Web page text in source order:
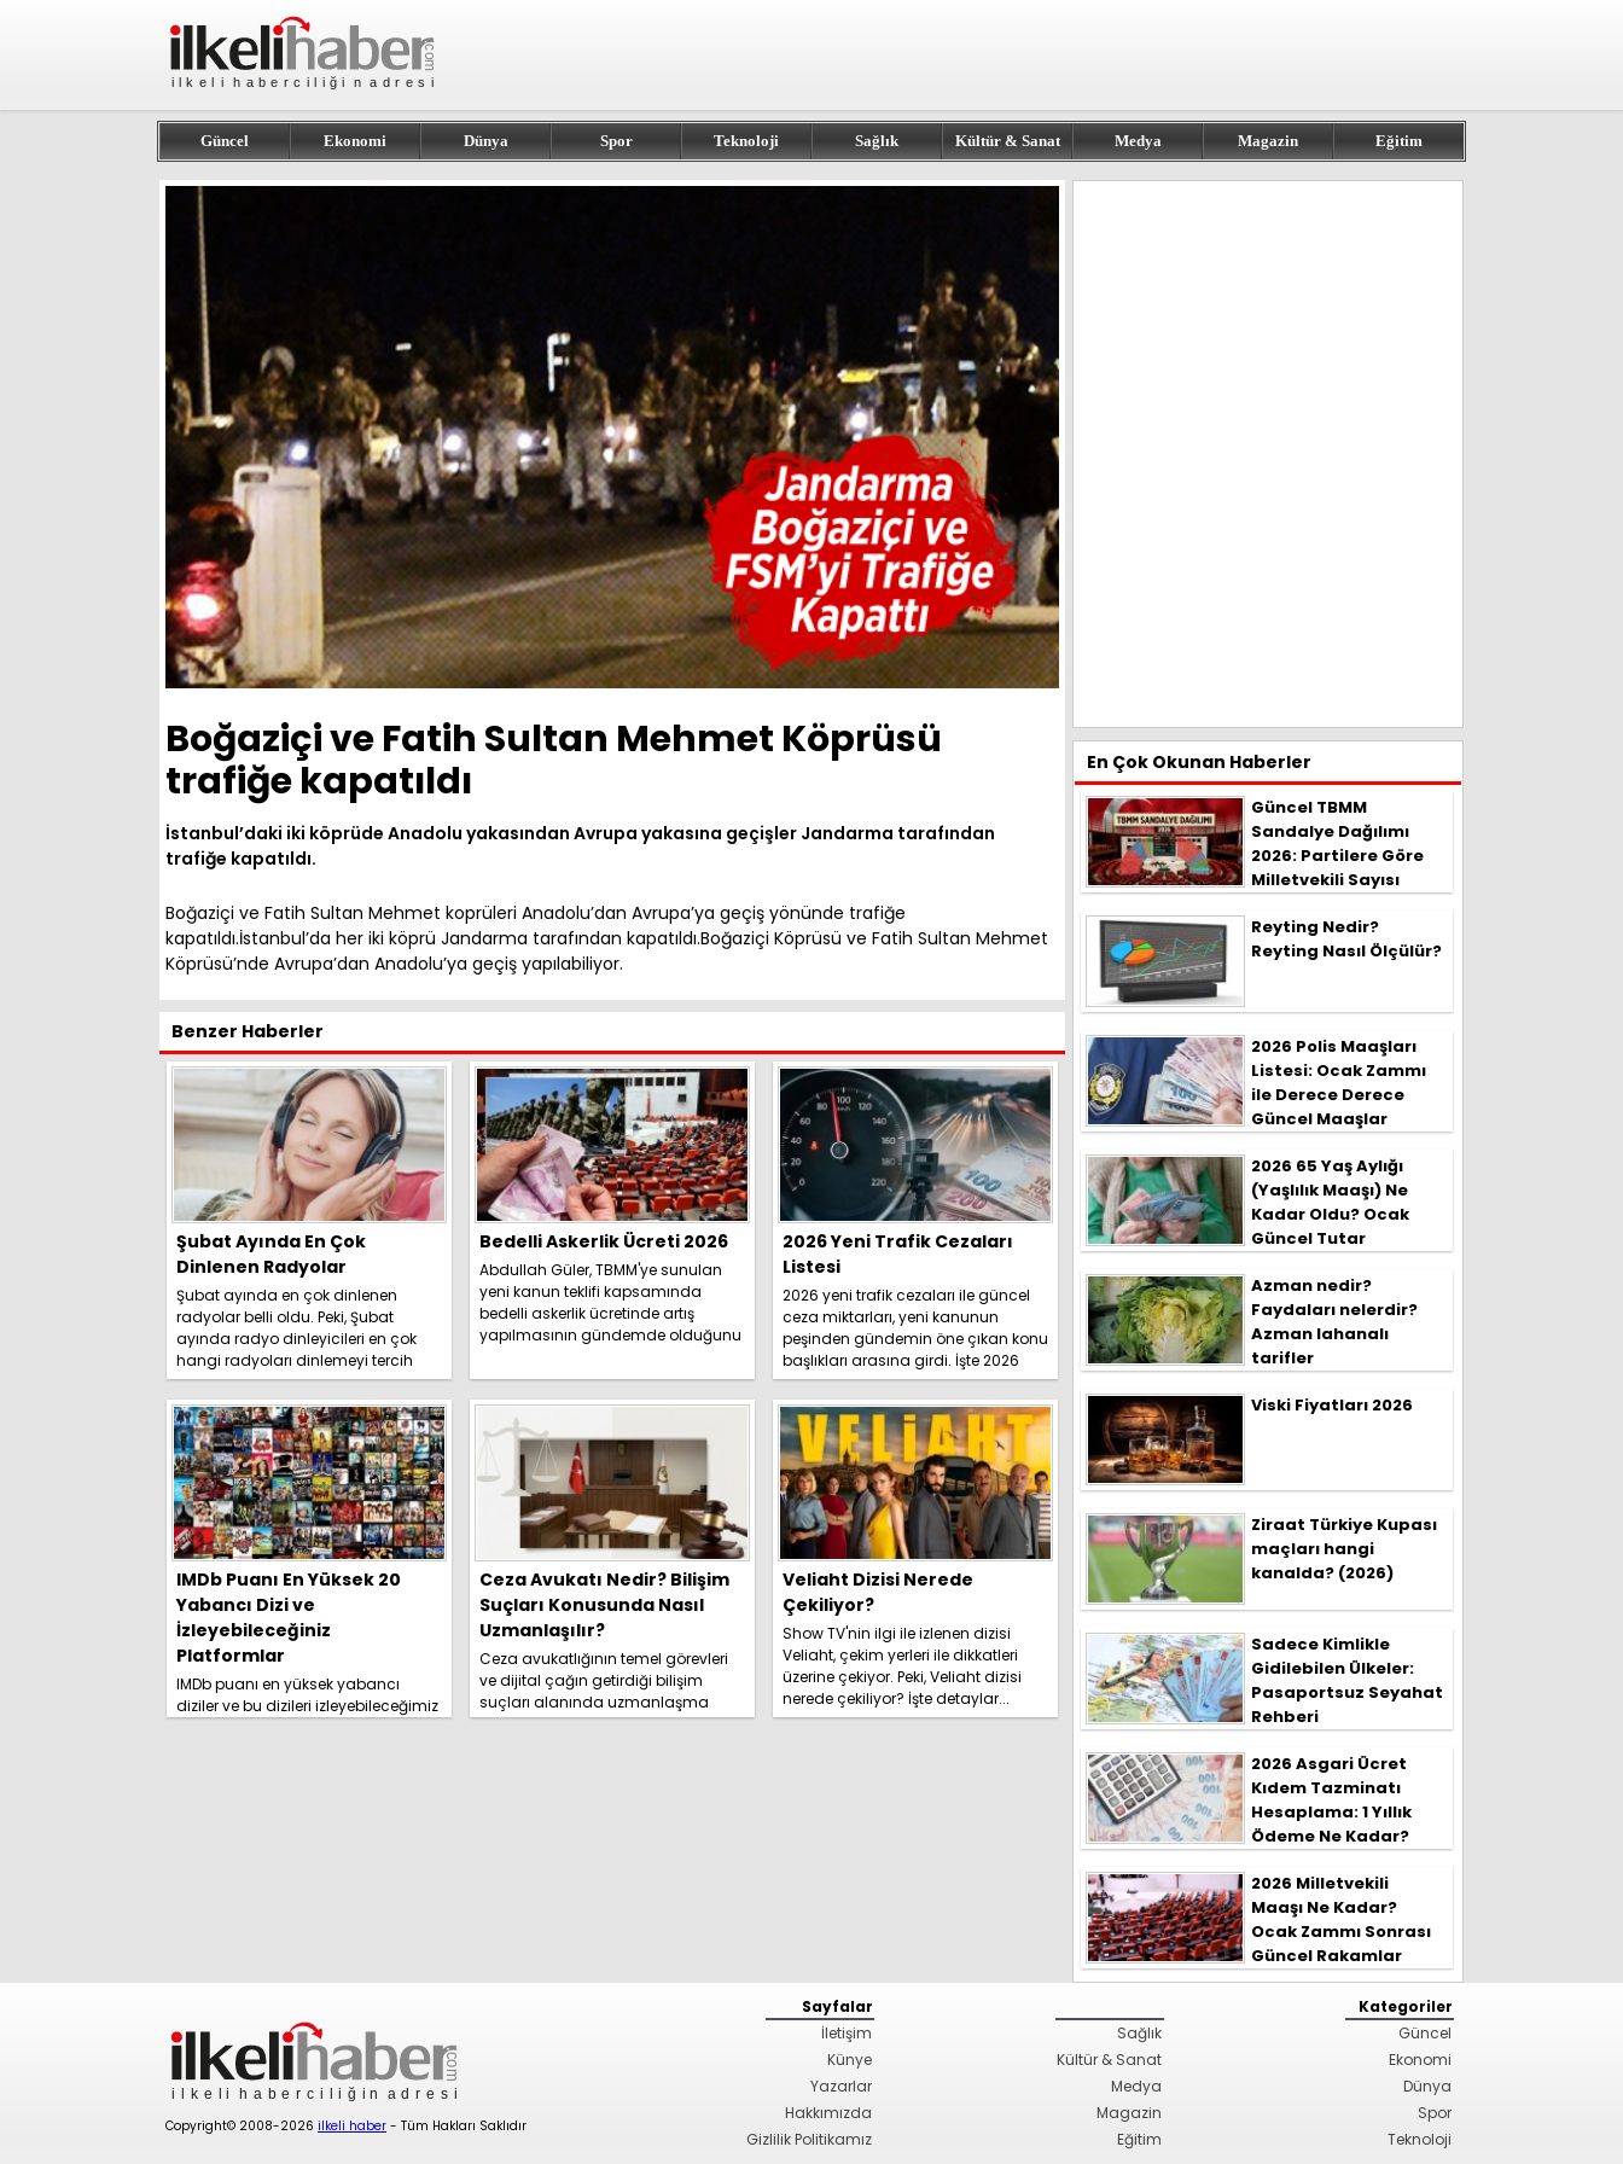
Güncel Ekonomi Dünya Spor Teknoloji Sağlık Kültür & Sanat Medya Magazin Eğitim
Boğaziçi ve Fatih Sultan Mehmet Köprüsü
trafiğe kapatıldı
İstanbul’daki iki köprüde Anadolu yakasından Avrupa yakasına geçişler Jandarma tarafından
trafiğe kapatıldı.
Boğaziçi ve Fatih Sultan Mehmet koprüleri Anadolu’dan Avrupa’ya geçiş yönünde trafiğe
kapatıldı.İstanbul’da her iki köprü Jandarma tarafından kapatıldı.Boğaziçi Köprüsü ve Fatih Sultan Mehmet
Köprüsü’nde Avrupa’dan Anadolu’ya geçiş yapılabiliyor.
Benzer Haberler
Şubat Ayında En Çok
Dinlenen Radyolar
Şubat ayında en çok dinlenen
radyolar belli oldu. Peki, Şubat
ayında radyo dinleyicileri en çok
hangi radyoları dinlemeyi tercih
etti? İşte detaylar.....
Bedelli Askerlik Ücreti 2026
Abdullah Güler, TBMM'ye sunulan
yeni kanun teklifi kapsamında
bedelli askerlik ücretinde artış
yapılmasının gündemde olduğunu
2026 Yeni Trafik Cezaları
Listesi
2026 yeni trafik cezaları ile güncel
ceza miktarları, yeni kanunun
peşinden gündemin öne çıkan konu
başlıkları arasına girdi. İşte 2026
yeni trafik ce...
IMDb Puanı En Yüksek 20
Yabancı Dizi ve
İzleyebileceğiniz
Platformlar
IMDb puanı en yüksek yabancı
diziler ve bu dizileri izleyebileceğimiz
Ceza Avukatı Nedir? Bilişim
Suçları Konusunda Nasıl
Uzmanlaşılır?
Ceza avukatlığının temel görevleri
ve dijital çağın getirdiği bilişim
suçları alanında uzmanlaşma
yolları hakkında kapsamlı
Veliaht Dizisi Nerede
Çekiliyor?
Show TV'nin ilgi ile izlenen dizisi
Veliaht, çekim yerleri ile dikkatleri
üzerine çekiyor. Peki, Veliaht dizisi
nerede çekiliyor? İşte detaylar...
En Çok Okunan Haberler
Güncel TBMM
Sandalye Dağılımı
2026: Partilere Göre
Milletvekili Sayısı
Reyting Nedir?
Reyting Nasıl Ölçülür?
2026 Polis Maaşları
Listesi: Ocak Zammı
ile Derece Derece
Güncel Maaşlar
2026 65 Yaş Aylığı
(Yaşlılık Maaşı) Ne
Kadar Oldu? Ocak
Güncel Tutar
Azman nedir?
Faydaları nelerdir?
Azman lahanalı
tarifler
Viski Fiyatları 2026
Ziraat Türkiye Kupası
maçları hangi
kanalda? (2026)
Sadece Kimlikle
Gidilebilen Ülkeler:
Pasaportsuz Seyahat
Rehberi
2026 Asgari Ücret
Kıdem Tazminatı
Hesaplama: 1 Yıllık
Ödeme Ne Kadar?
2026 Milletvekili
Maaşı Ne Kadar?
Ocak Zammı Sonrası
Güncel Rakamlar
Copyright© 2008-2026 ilkeli haber - Tüm Hakları Saklıdır
Kategoriler
Güncel
Ekonomi
Dünya
Spor
Teknoloji
Sağlık
Kültür & Sanat
Medya
Magazin
Eğitim
Sayfalar
İletişim
Künye
Yazarlar
Hakkımızda
Gizlilik Politikamız